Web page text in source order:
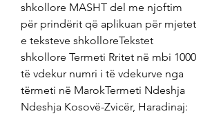
shkollore MASHT del me njoftim
për prindërit që aplikuan për mjetet
e teksteve shkolloreTekstet
shkollore Termeti Rritet në mbi 1000
të vdekur numri i të vdekurve nga
tërmeti në MarokTermeti Ndeshja
Ndeshja Kosovë-Zvicër, Haradinaj: